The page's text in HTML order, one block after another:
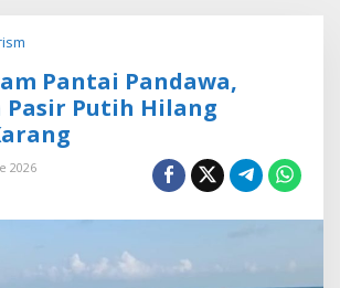
r
a
s
i
A
a
Pantai Pandawa,
Pasir Putih Hilang
2026